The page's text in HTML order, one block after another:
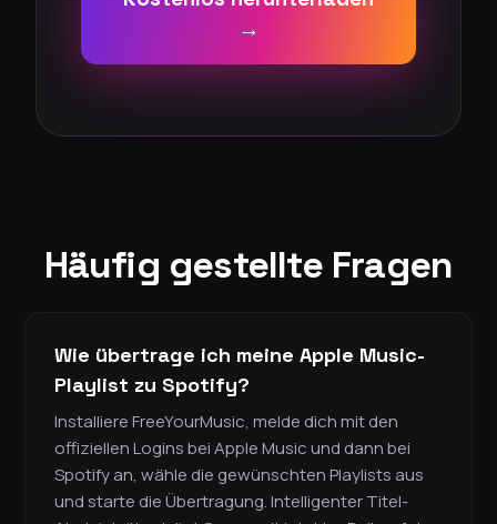
→
Häufig gestellte Fragen
Wie übertrage ich meine Apple Music-
Playlist zu Spotify?
Installiere FreeYourMusic, melde dich mit den
offiziellen Logins bei Apple Music und dann bei
Spotify an, wähle die gewünschten Playlists aus
und starte die Übertragung. Intelligenter Titel-